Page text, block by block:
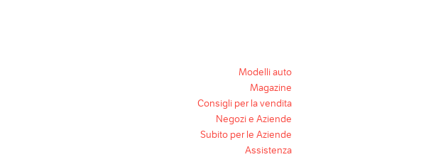
Modelli auto
Magazine
Consigli per la vendita
Negozi e Aziende
Subito per le Aziende
Assistenza